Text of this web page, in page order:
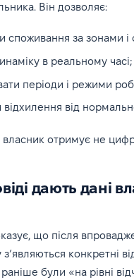
Він дозволяє:
споживання за зонами
в реальному часі;
періоди і режими
відхилення від
власник отримує не
дають дані
що після
конкретні
були «на рівні